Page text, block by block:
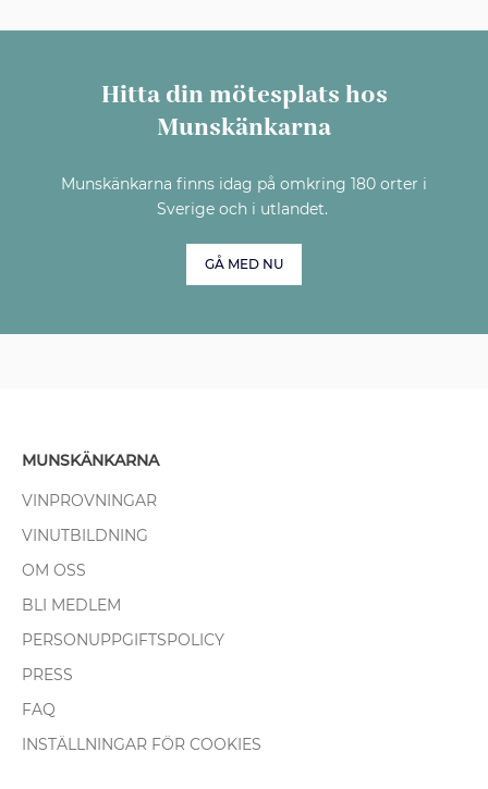
Hitta din mötesplats hos
Munskänkarna
Munskänkarna finns idag på omkring 180 orter i
Sverige och i utlandet.
GÅ MED NU
MUNSKÄNKARNA
VINPROVNINGAR
VINUTBILDNING
OM OSS
BLI MEDLEM
PERSONUPPGIFTSPOLICY
PRESS
FAQ
INSTÄLLNINGAR FÖR COOKIES